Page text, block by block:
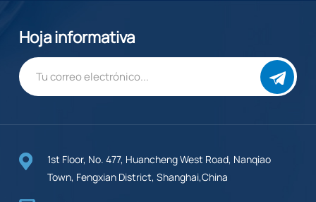
Hoja informativa
1st Floor, No. 477, Huancheng West Road, Nanqiao
Town, Fengxian District, Shanghai,China